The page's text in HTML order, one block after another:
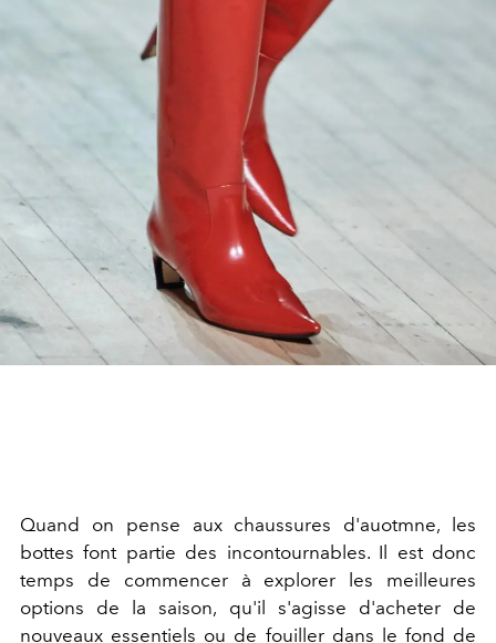
Quand on pense aux chaussures d'auotmne, les
bottes font partie des incontournables. Il est donc
temps de commencer à explorer les meilleures
options de la saison, qu'il s'agisse d'acheter de
nouveaux essentiels ou de fouiller dans le fond de